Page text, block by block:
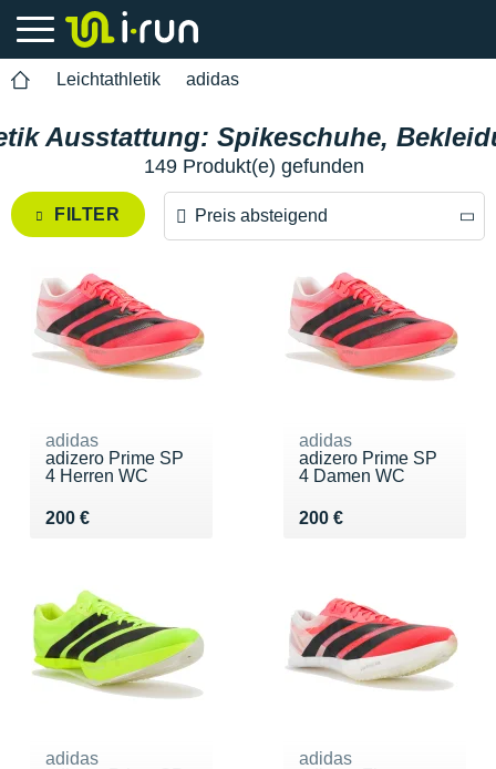
Leichtathletik adidas
Ausstattung: Spikeschuhe,
149 Produkt(e) gefunden
FILTER Preis absteigend
Preis aufsteigend
adidas
adizero Prime SP
4 Herren WC
200 €
Vendu 200 €
adidas
adizero Prime SP
4 Damen WC
200 €
Vendu 200 €
adidas
adidas